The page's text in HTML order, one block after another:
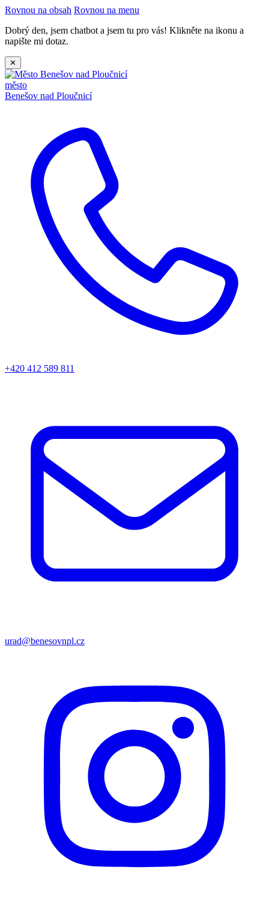
Rovnou na obsah Rovnou na menu
Dobrý den, jsem chatbot a jsem tu pro vás! Klikněte na ikonu a
napište mi dotaz.
✕
město
Benešov nad Ploučnicí
+420 412 589 811
urad@benesovnpl.cz